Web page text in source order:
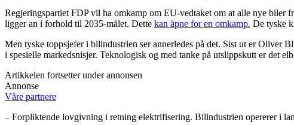
Regjeringspartiet FDP vil ha omkamp om EU-vedtaket om at alle nye
ligger an i forhold til 2035-målet. Dette kan åpne for en omkamp. De tyske
Men tyske toppsjefer i bilindustrien ser annerledes på det. Sist ut er Oliver
i spesielle markedsnisjer. Teknologisk og med tanke på utslippskutt er det
Artikkelen fortsetter under annonsen
Annonse
Våre partnere
– Forpliktende lovgivning i retning elektrifisering. Bilindustrien opererer i